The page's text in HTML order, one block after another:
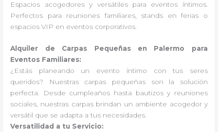
Espacios acogedores y versátiles para eventos íntimos.
Perfectos para reuniones familiares, stands en ferias o
espacios VIP en eventos corporativos.
Alquiler de Carpas Pequeñas en Palermo para
Eventos Familiares:
¿Estás planeando un evento íntimo con tus seres
queridos? Nuestras carpas pequeñas son la solución
perfecta. Desde cumpleaños hasta bautizos y reuniones
sociales, nuestras carpas brindan un ambiente acogedor y
versátil que se adapta a tus necesidades.
Versatilidad a tu Servicio: